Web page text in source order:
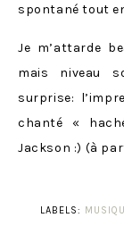
spontané tout
Je m’attarde
mais niveau
surprise:
chanté «
Jackson :) (à
LABELS: